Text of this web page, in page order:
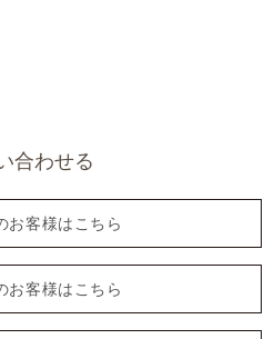
合わせる
お客様はこちら
お客様はこちら